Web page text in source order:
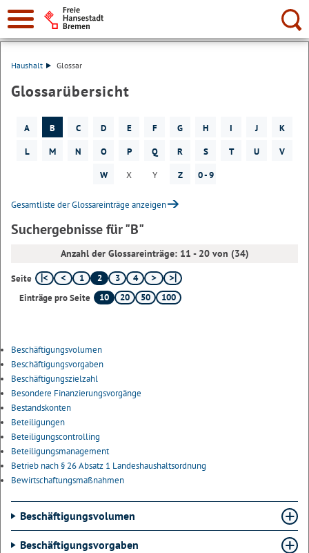
Suche:
Haushalt Glossar
Glossarübersicht
A B C D E F G H I J
K
L
M N O P Q R S T U
V
W
X Y Z 0 - 9
Gesamtliste der Glossareinträge anzeigen
Suchergebnisse für "B"
Anzahl der Glossareinträge: 11 - 20 von (34)
Seite 1 2 3
4
Einträge pro Seite
10 20 50 100
Beschäftigungsvolumen
Beschäftigungsvorgaben
Beschäftigungszielzahl
Besondere Finanzierungsvorgänge
Bestandskonten
Beteiligungen
Beteiligungscontrolling
Beteiligungsmanagement
Betrieb nach § 26 Absatz 1 Landeshaushaltsordnung
Bewirtschaftungsmaßnahmen
Beschäftigungsvolumen
Beschäftigungsvorgaben